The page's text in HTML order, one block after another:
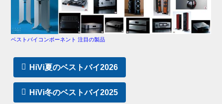
ベストバイコンポーネント 注目の製品
HiVi夏のベストバイ2026
HiVi冬のベストバイ2025